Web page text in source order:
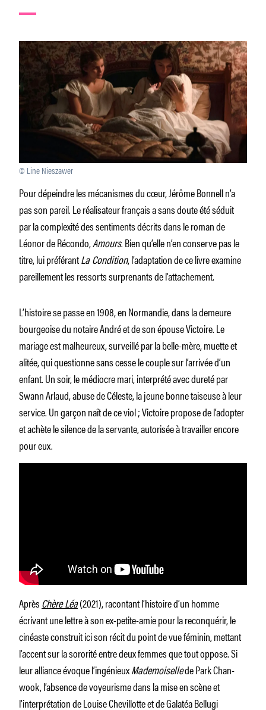
© Line Nieszawer
Pour dépeindre les mécanismes du cœur, Jérôme Bonnell n’a
pas son pareil. Le réalisateur français a sans doute été séduit
par la complexité des sentiments décrits dans le roman de
Léonor de Récondo,Amours. Bien qu’elle n’en conserve pas le
titre, lui préférantLa Condition, l’adaptation de ce livre examine
pareillement les ressorts surprenants de l’attachement.
L’histoire se passe en 1908, en Normandie, dans la demeure
bourgeoise du notaire André et de son épouse Victoire. Le
mariage est malheureux, surveillé par la belle-mère, muette et
alitée, qui questionne sans cesse le couple sur l’arrivée d’un
enfant. Un soir, le médiocre mari, interprété avec dureté par
Swann Arlaud, abuse de Céleste, la jeune bonne taiseuse à leur
service. Un garçon naît de ce viol ; Victoire propose de l’adopter
et achète le silence de la servante, autorisée à travailler encore
pour eux.
AprèsChère Léa(2021), racontant l’histoire d’un homme
écrivant une lettre à son ex-petite-amie pour la reconquérir, le
cinéaste construit ici son récit du point de vue féminin, mettant
l’accent sur la sororité entre deux femmes que tout oppose. Si
leur alliance évoque l’ingénieuxMademoisellede Park Chan-
wook, l’absence de voyeurisme dans la mise en scène et
l’interprétation de Louise Chevillotte et de Galatéa Bellugi